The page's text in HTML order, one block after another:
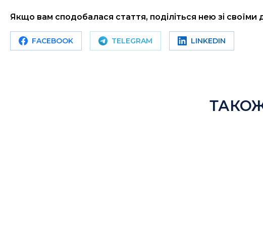
Якщо вам сподобалася стаття, поділіться нею зі
FACEBOOK TELEGRAM LINKEDIN